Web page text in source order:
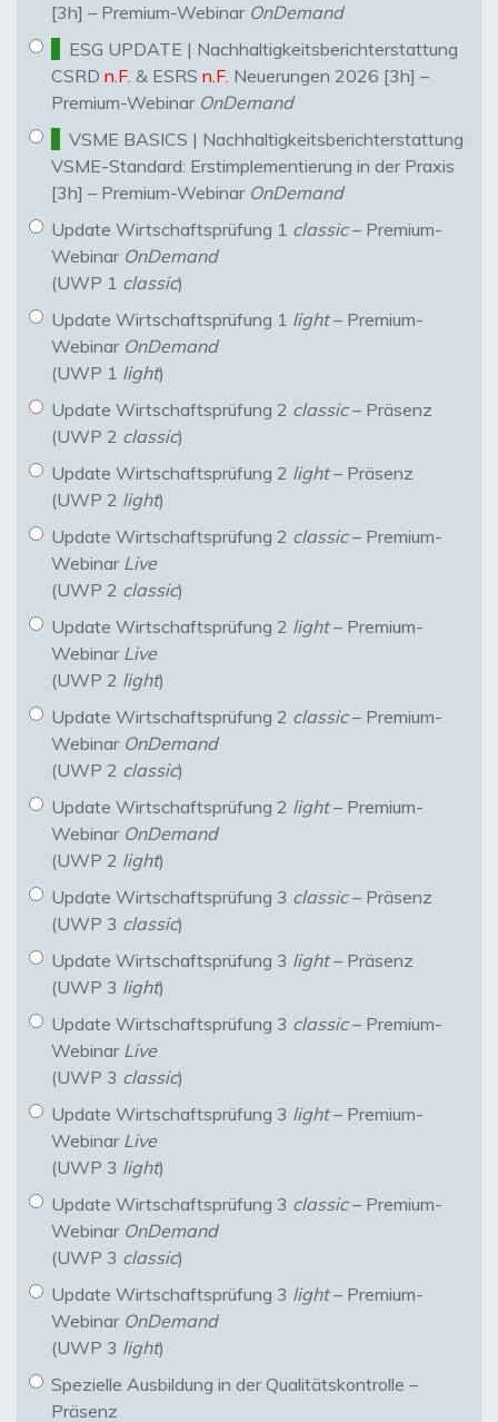
[3h] – Premium-Webinar OnDemand
ESG UPDATE | Nachhaltigkeitsberichterstattung
CSRD n.F. & ESRS n.F. Neuerungen 2026 [3h] –
Premium-Webinar OnDemand
VSME BASICS | Nachhaltigkeitsberichterstattung
VSME-Standard: Erstimplementierung in der Praxis
[3h] – Premium-Webinar OnDemand
Update Wirtschaftsprüfung 1 classic– Premium-
Webinar OnDemand
(UWP 1 classic)
Update Wirtschaftsprüfung 1 light– Premium-
Webinar OnDemand
(UWP 1 light)
Update Wirtschaftsprüfung 2 classic– Präsenz
(UWP 2 classic)
Update Wirtschaftsprüfung 2 light– Präsenz
(UWP 2 light)
Update Wirtschaftsprüfung 2 classic– Premium-
Webinar Live
(UWP 2 classic)
Update Wirtschaftsprüfung 2 light– Premium-
Webinar Live
(UWP 2 light)
Update Wirtschaftsprüfung 2 classic– Premium-
Webinar OnDemand
(UWP 2 classic)
Update Wirtschaftsprüfung 2 light– Premium-
Webinar OnDemand
(UWP 2 light)
Update Wirtschaftsprüfung 3 classic– Präsenz
(UWP 3 classic)
Update Wirtschaftsprüfung 3 light– Präsenz
(UWP 3 light)
Update Wirtschaftsprüfung 3 classic– Premium-
Webinar Live
(UWP 3 classic)
Update Wirtschaftsprüfung 3 light– Premium-
Webinar Live
(UWP 3 light)
Update Wirtschaftsprüfung 3 classic– Premium-
Webinar OnDemand
(UWP 3 classic)
Update Wirtschaftsprüfung 3 light– Premium-
Webinar OnDemand
(UWP 3 light)
Spezielle Ausbildung in der Qualitätskontrolle –
Präsenz